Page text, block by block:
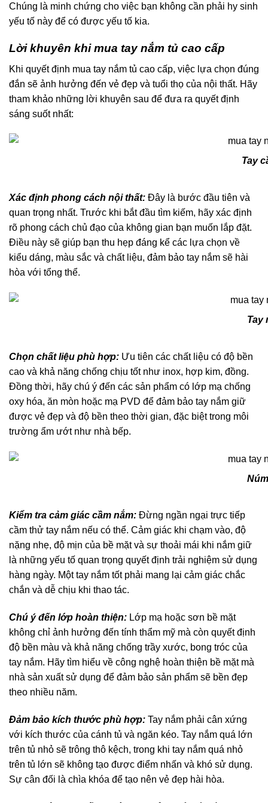
Chúng là minh chứng cho việc bạn không cần phải hy sinh
yếu tố này để có được yếu tố kia.
Lời khuyên khi mua tay nắm tủ cao cấp
Khi quyết định mua tay nắm tủ cao cấp, việc lựa chọn đúng
đắn sẽ ảnh hưởng đến vẻ đẹp và tuổi thọ của nội thất. Hãy
tham khảo những lời khuyên sau để đưa ra quyết định
sáng suốt nhất:
Tay
Xác định phong cách nội thất: Đây là bước đầu tiên và
quan trọng nhất. Trước khi bắt đầu tìm kiếm, hãy xác định
rõ phong cách chủ đạo của không gian bạn muốn lắp đặt.
Điều này sẽ giúp bạn thu hẹp đáng kể các lựa chọn về
kiểu dáng, màu sắc và chất liệu, đảm bảo tay nắm sẽ hài
hòa với tổng thể.
Tay
Chọn chất liệu phù hợp: Ưu tiên các chất liệu có độ bền
cao và khả năng chống chịu tốt như inox, hợp kim, đồng.
Đồng thời, hãy chú ý đến các sản phẩm có lớp mạ chống
oxy hóa, ăn mòn hoặc mạ PVD để đảm bảo tay nắm giữ
được vẻ đẹp và độ bền theo thời gian, đặc biệt trong môi
trường ẩm ướt như nhà bếp.
Kiểm tra cảm giác cầm nắm: Đừng ngần ngại trực tiếp
cầm thử tay nắm nếu có thể. Cảm giác khi chạm vào, độ
nặng nhẹ, độ mịn của bề mặt và sự thoải mái khi nắm giữ
là những yếu tố quan trọng quyết định trải nghiệm sử dụng
hàng ngày. Một tay nắm tốt phải mang lại cảm giác chắc
chắn và dễ chịu khi thao tác.
Chú ý đến lớp hoàn thiện: Lớp mạ hoặc sơn bề mặt
không chỉ ảnh hưởng đến tính thẩm mỹ mà còn quyết định
độ bền màu và khả năng chống trầy xước, bong tróc của
tay nắm. Hãy tìm hiểu về công nghệ hoàn thiện bề mặt mà
nhà sản xuất sử dụng để đảm bảo sản phẩm sẽ bền đẹp
theo nhiều năm.
Đảm bảo kích thước phù hợp: Tay nắm phải cân xứng
với kích thước của cánh tủ và ngăn kéo. Tay nắm quá lớn
trên tủ nhỏ sẽ trông thô kệch, trong khi tay nắm quá nhỏ
trên tủ lớn sẽ không tạo được điểm nhấn và khó sử dụng.
Sự cân đối là chìa khóa để tạo nên vẻ đẹp hài hòa.